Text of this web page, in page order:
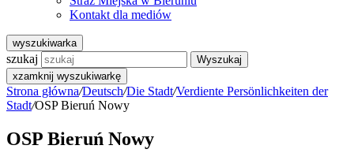
Kontakt dla mediów
wyszukiwarka
szukaj
Wyszukaj
xzamknij wyszukiwarkę
Strona główna/Deutsch/Die Stadt/Verdiente Persönlichkeiten der
Stadt/OSP Bieruń Nowy
OSP Bieruń Nowy